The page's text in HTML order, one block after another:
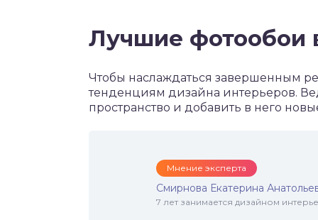
Лучшие фотообои
Чтобы наслаждаться завершенным
тенденциям дизайна интерьеров.
пространство и добавить в него
Мнение эксперта
Смирнова Екатерина
7 лет занимается дизайном